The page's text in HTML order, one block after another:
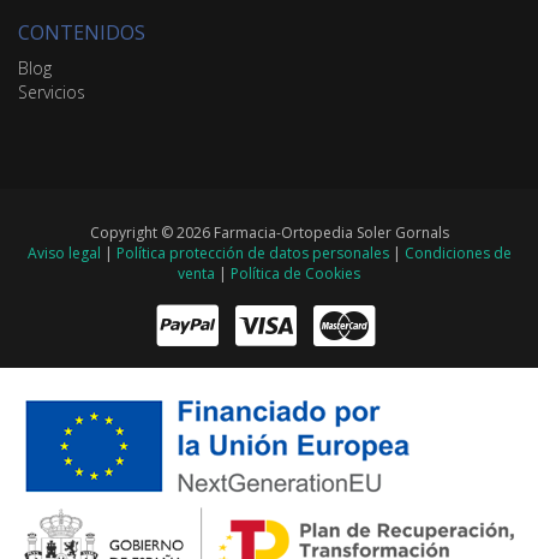
CONTENIDOS
Blog
Servicios
Copyright © 2026 Farmacia-Ortopedia Soler Gornals
Aviso legal | Política protección de datos personales| Condiciones de
venta | Política de Cookies